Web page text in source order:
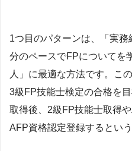
1つ目のパターンは、「実
分のペースでFPについてを
人」に最適な方法です。こ
3級FP技能士検定の合格を
取得後、2級FP技能士取得
AFP資格認定登録するとい